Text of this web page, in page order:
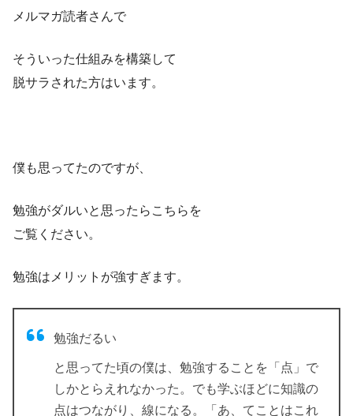
メルマガ読者さんで
そういった仕組みを構築して
脱サラされた方はいます。
僕も思ってたのですが、
勉強がダルいと思ったらこちらを
ご覧ください。
勉強はメリットが強すぎます。
勉強だるい
と思ってた頃の僕は、勉強することを「点」で
しかとらえれなかった。でも学ぶほどに知識の
点はつながり、線になる。「あ、てことはこれ